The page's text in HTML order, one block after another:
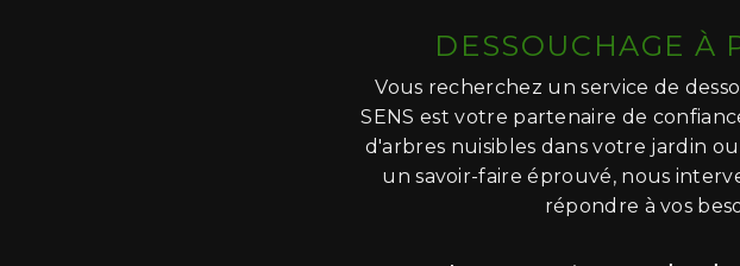
DESSOUCHAGE À
Vous recherchez un service de
SENS est votre partenaire de
d'arbres nuisibles dans votre jardin
un savoir-faire éprouvé, nous
répondre à vos